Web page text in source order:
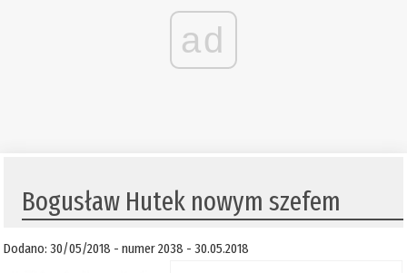
ad
Bogusław Hutek nowym szefem
Dodano: 30/05/2018 - numer 2038 - 30.05.2018